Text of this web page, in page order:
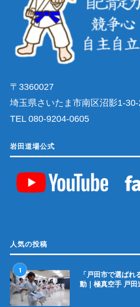
〒3360027
埼玉県さいたま市南区沼影1-
TEL 080-9204-0605
岩田道場公式
人気の投稿
1
「戸田市で選ば
動｜極真空手 戸田